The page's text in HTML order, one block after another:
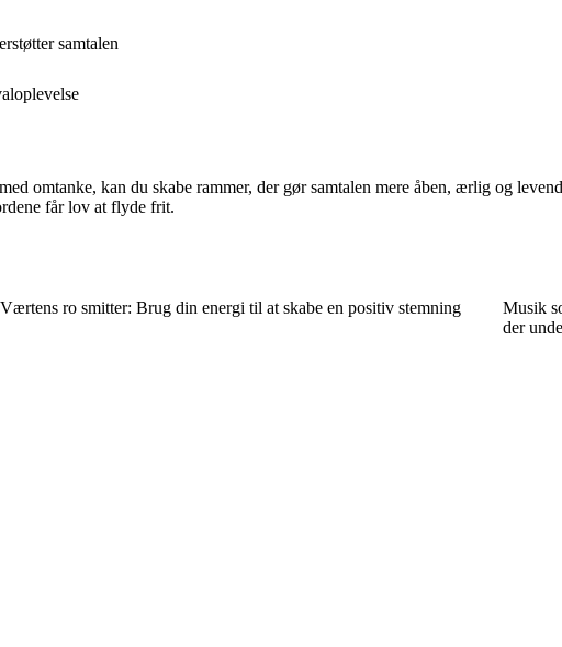
samtalen
omtanke, kan du skabe rammer, der gør samtalen mere åben, ærlig og
får lov at flyde frit.
Værtens ro smitter: Brug din energi til at skabe en positiv stemning
Musik
der